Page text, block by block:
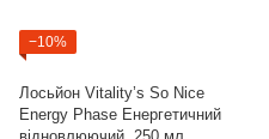
−10%
Лосьйон Vitality’s So Nice
Energy Phase Енергетичний